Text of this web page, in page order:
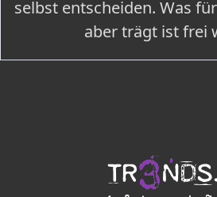
selbst entscheiden. Was
aber trägt ist frei